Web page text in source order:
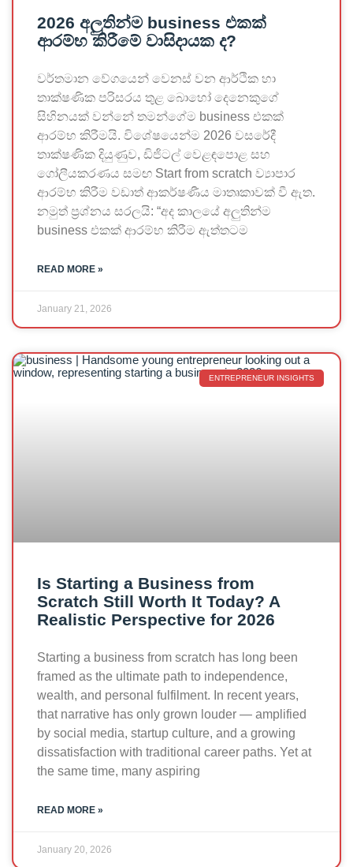
2026 අලුතින්ම business එකක්
ආරම්භ කිරීමේ වාසිදායක ද?
වර්තමාන වේගයෙන් වෙනස් වන ආර්ථික හා
තාක්ෂණික පරිසරය තුළ බොහෝ දෙනෙකුගේ
සිහිනයක් වන්නේ තමන්ගේම business එකක්
ආරම්භ කිරීමයි. විශේෂයෙන්ම 2026 වසරේදී
තාක්ෂණික දියුණුව, ඩිජිටල් වෙළඳපොළ සහ
ගෝලීයකරණය සමඟ Start from scratch ව්‍යාපාර
ආරම්භ කිරීම වඩාත් ආකර්ෂණීය මාතෘකාවක් වී ඇත.
නමුත් ප්‍රශ්නය සරලයි: “අද කාලයේ අලුතින්ම
business එකක් ආරම්භ කිරීම ඇත්තටම
READ MORE »
January 21, 2026
ENTREPRENEUR INSIGHTS
Is Starting a Business from
Scratch Still Worth It Today? A
Realistic Perspective for 2026
Starting a business from scratch has long been
framed as the ultimate path to independence,
wealth, and personal fulfilment. In recent years,
that narrative has only grown louder — amplified
by social media, startup culture, and a growing
dissatisfaction with traditional career paths. Yet at
the same time, many aspiring
READ MORE »
January 20, 2026